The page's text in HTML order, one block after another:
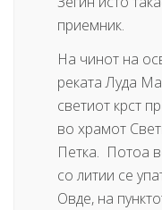
приемник.
На чинот на
реката Луда
светиот крст
во храмот
Петка. Потоа
со литии се
Овде, на